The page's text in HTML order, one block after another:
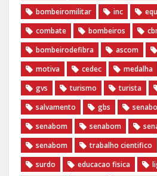
bombeiromilitar
inc
combate
bombeiros
bombeirodefibra
ascom
motiva
cedec medalha
gvs
turismo turista
salvamento
gbs
senabom
senabom
senabom
trabalho cientifico
surdo
educacao fisica